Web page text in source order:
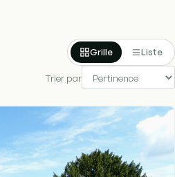
Grille Liste
Trier par